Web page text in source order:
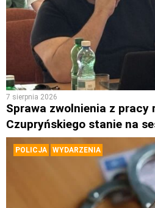
7 sierpnia 2026
Sprawa zwolnienia z pracy
Czupryńskiego stanie na
POLICJA WYDARZENIA